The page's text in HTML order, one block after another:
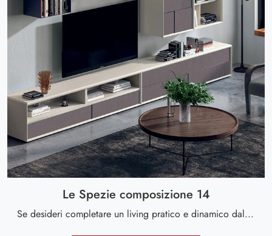
Le Spezie composizione 14
Se desideri completare un living pratico e dinamico dalle linee moderne, ecco a te la parete attrezzata Le Spezie composizione 14 Le Fablier.